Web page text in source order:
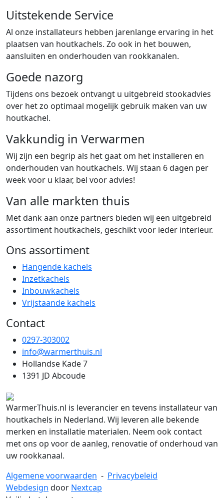
Uitstekende Service
Al onze installateurs hebben jarenlange ervaring in het
plaatsen van houtkachels. Zo ook in het bouwen,
aansluiten en onderhouden van rookkanalen.
Goede nazorg
Tijdens ons bezoek ontvangt u uitgebreid stookadvies
over het zo optimaal mogelijk gebruik maken van uw
houtkachel.
Vakkundig in Verwarmen
Wij zijn een begrip als het gaat om het installeren en
onderhouden van houtkachels. Wij staan 6 dagen per
week voor u klaar, bel voor advies!
Van alle markten thuis
Met dank aan onze partners bieden wij een uitgebreid
assortiment houtkachels, geschikt voor ieder interieur.
Ons assortiment
Hangende kachels
Inzetkachels
Inbouwkachels
Vrijstaande kachels
Contact
0297-303002
info@warmerthuis.nl
Hollandse Kade 7
1391 JD Abcoude
WarmerThuis.nl is leverancier en tevens installateur van
houtkachels in Nederland. Wij leveren alle bekende
merken en installatie materialen. Neem ook contact
met ons op voor de aanleg, renovatie of onderhoud van
uw rookkanaal.
Algemene voorwaarden - Privacybeleid
Webdesign door Nextcap